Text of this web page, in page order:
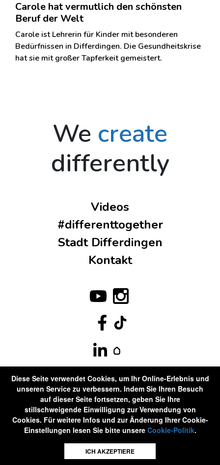
Carole hat vermutlich den schönsten
Beruf der Welt
Carole ist Lehrerin für Kinder mit besonderen
Bedürfnissen in Differdingen. Die Gesundheitskrise
hat sie mit großer Tapferkeit gemeistert.
We create
differently
Videos
#differenttogether
Stadt Differdingen
Kontakt
©Differdange2020 . Alle Rechte vorbehalten
Diese Seite verwendet Cookies, um Ihr Online-Erlebnis und
unseren Service zu verbessern. Indem Sie Ihren Besuch
auf dieser Seite fortsetzen, geben Sie Ihre
stillschweigende Einwilligung zur Verwendung von
Cookies. Für weitere Infos und zur Änderung Ihrer Cookie-
Einstellungen lesen Sie bitte unsere Cookie-Politik.
ICH AKZEPTIERE